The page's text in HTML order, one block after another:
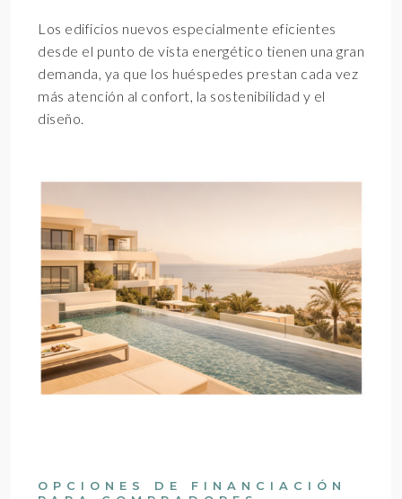
Los edificios nuevos especialmente eficientes
desde el punto de vista energético tienen una gran
demanda, ya que los huéspedes prestan cada vez
más atención al confort, la sostenibilidad y el
diseño.
OPCIONES DE FINANCIACIÓN